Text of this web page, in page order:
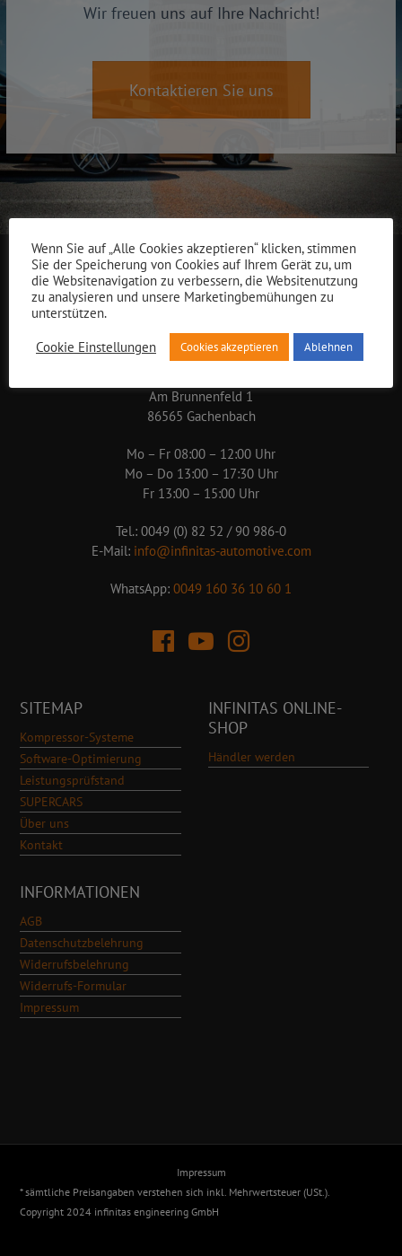
Wir freuen uns auf Ihre Nachricht!
Kontaktieren Sie uns
infinitas engineering GmbH
Am Brunnenfeld 1
86565 Gachenbach
Mo – Fr 08:00 – 12:00 Uhr
Mo – Do 13:00 – 17:30 Uhr
Fr 13:00 – 15:00 Uhr
Tel.: 0049 (0) 82 52 / 90 986-0
E-Mail: info@infinitas-automotive.com
WhatsApp: 0049 160 36 10 60 1
SITEMAP
Kompressor-Systeme
Software-Optimierung
Leistungsprüfstand
SUPERCARS
Über uns
Kontakt
INFINITAS ONLINE-
SHOP
Händler werden
INFORMATIONEN
AGB
Datenschutzbelehrung
Widerrufsbelehrung
Widerrufs-Formular
Impressum
Impressum
* sämtliche Preisangaben verstehen sich inkl. Mehrwertsteuer (USt.).
Copyright 2024 infinitas engineering GmbH
Wenn Sie auf „Alle Cookies akzeptieren“ klicken, stimmen
Sie der Speicherung von Cookies auf Ihrem Gerät zu, um
die Websitenavigation zu verbessern, die Websitenutzung
zu analysieren und unsere Marketingbemühungen zu
unterstützen.
Cookie Einstellungen
Cookies akzeptieren Ablehnen